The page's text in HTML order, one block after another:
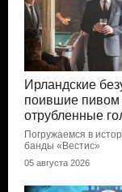
Ирландские
поившие пивом
отрубленные
Погружаемся в
банды «Вестис»
05 августа 2026